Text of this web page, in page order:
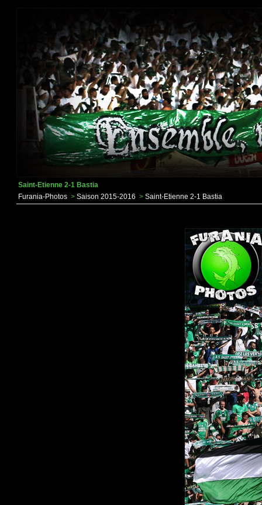
Saint-Etienne 2-1 Bastia
Furania-Photos > Saison 2015-2016 > Saint-Etienne 2-1 Bastia